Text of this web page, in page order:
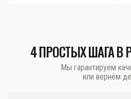
4 ПРОСТЫХ ШАГА В
Мы гарантируем
или вернём